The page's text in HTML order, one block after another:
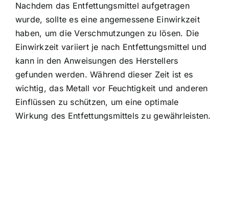
Nachdem das Entfettungsmittel aufgetragen
wurde, sollte es eine angemessene Einwirkzeit
haben, um die Verschmutzungen zu lösen. Die
Einwirkzeit variiert je nach Entfettungsmittel und
kann in den Anweisungen des Herstellers
gefunden werden. Während dieser Zeit ist es
wichtig, das Metall vor Feuchtigkeit und anderen
Einflüssen zu schützen, um eine optimale
Wirkung des Entfettungsmittels zu gewährleisten.